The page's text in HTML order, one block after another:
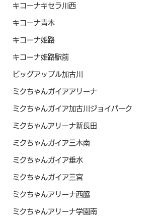
キコーナキセラ川西
キコーナ青木
キコーナ姫路
キコーナ姫路駅前
ビッグアップル加古川
ミクちゃんガイアアリーナ
ミクちゃんガイア加古川ジョイパーク
ミクちゃんアリーナ新長田
ミクちゃんガイア三木南
ミクちゃんガイア垂水
ミクちゃんガイア三宮
ミクちゃんアリーナ西脇
ミクちゃんアリーナ学園南